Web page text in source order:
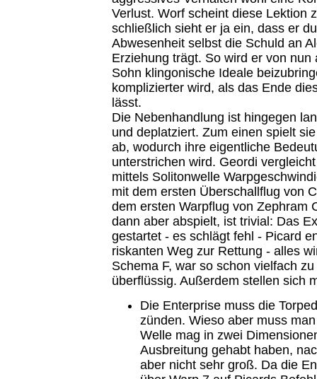
Verlust. Worf scheint diese Lektion
schließlich sieht er ja ein, dass er
Abwesenheit selbst die Schuld an
Erziehung trägt. So wird er von nun
Sohn klingonische Ideale
komplizierter wird, als das Ende
lässt.
Die Nebenhandlung ist hingegen
und deplatziert. Zum einen spielt
ab, wodurch ihre eigentliche
unterstrichen wird. Geordi
mittels Solitonwelle
mit dem ersten Überschallflug von
dem ersten Warpflug von Zephram
dann aber abspielt, ist trivial: Das
gestartet - es schlägt fehl - Picard
riskanten Weg zur Rettung - alles
Schema F, war so schon vielfach
überflüssig. Außerdem stellen sich
Die Enterprise muss die
zünden. Wieso aber muss
Welle mag in zwei
Ausbreitung gehabt haben,
aber nicht sehr groß. Da die